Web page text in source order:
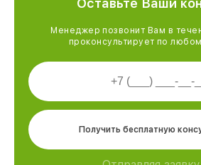
Оставьте Ваши
Менеджер позвонит Вам в
проконсультирует по
Получить бесплатную